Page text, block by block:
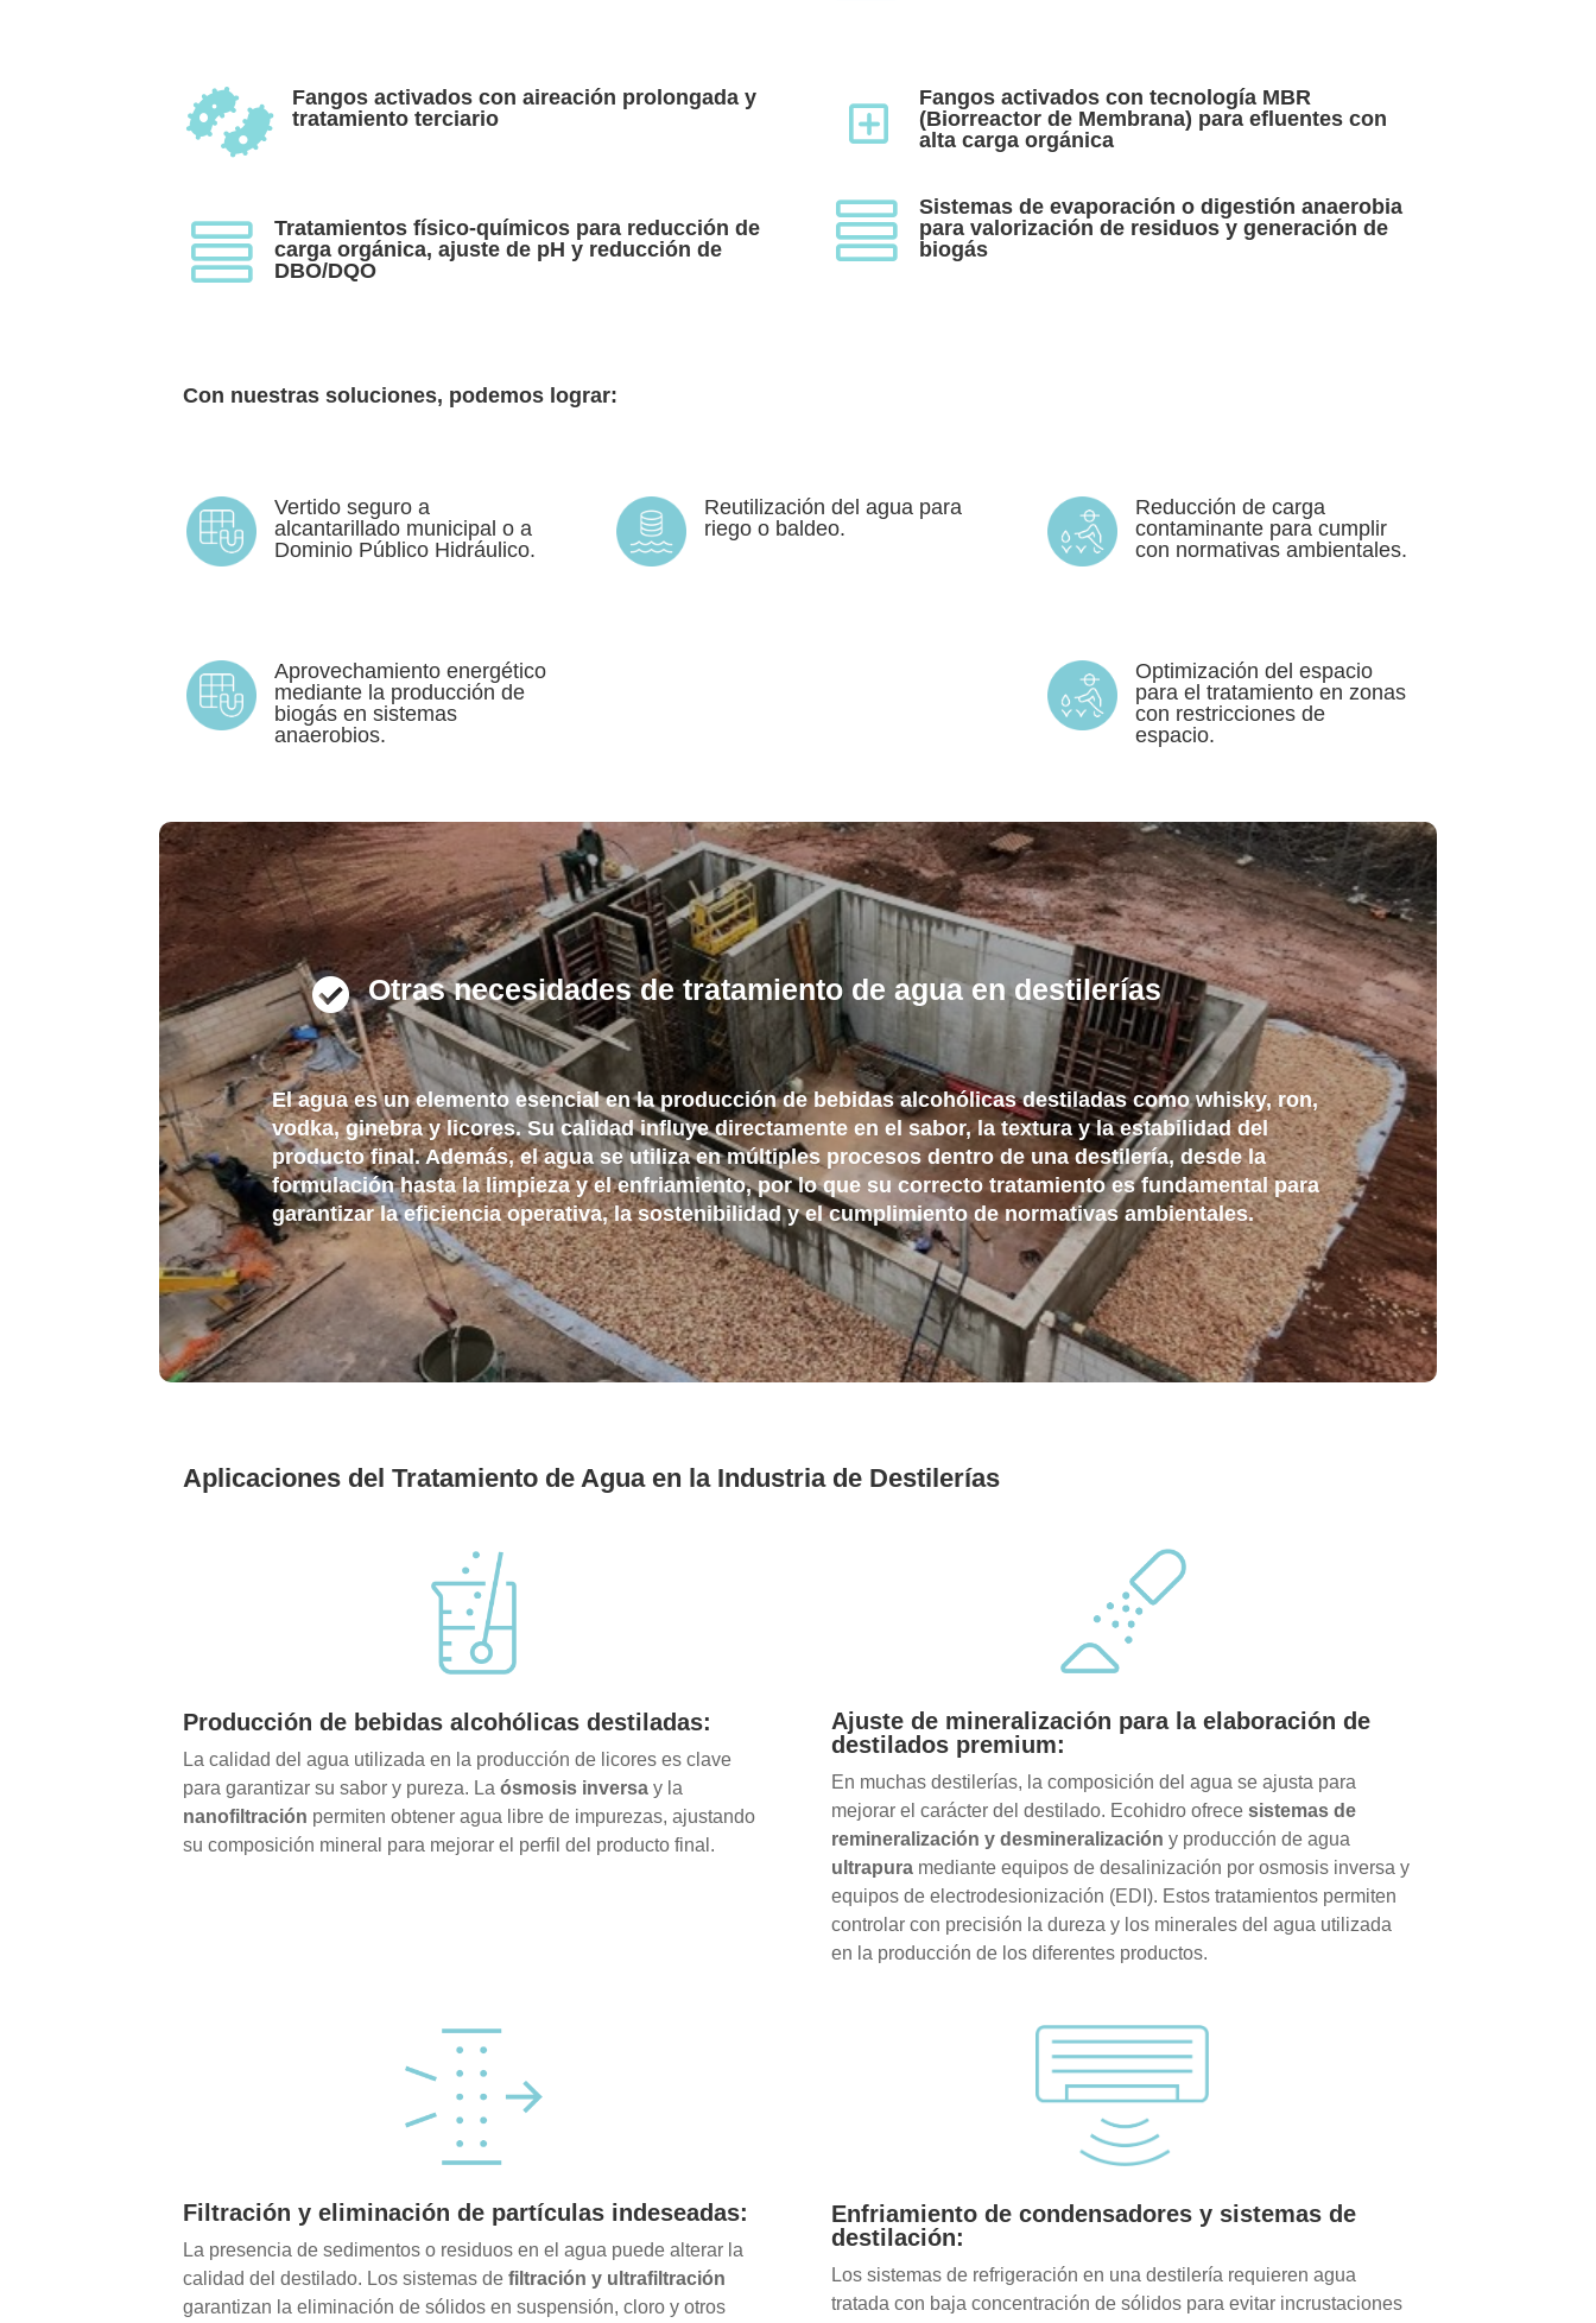

Fangos activados con aireación prolongada y
tratamiento terciario

Tratamientos físico-químicos para reducción de
carga orgánica, ajuste de pH y reducción de
DBO/DQO
Y
Fangos activados con tecnología MBR
(Biorreactor de Membrana) para efluentes con
alta carga orgánica

Sistemas de evaporación o digestión anaerobia
para valorización de residuos y generación de
biogás
Con nuestras soluciones, podemos lograr:
Vertido seguro a
alcantarillado municipal o a
Dominio Público Hidráulico.
Reutilización del agua para
riego o baldeo.
Reducción de carga
contaminante para cumplir
con normativas ambientales.
Aprovechamiento energético
mediante la producción de
biogás en sistemas
anaerobios.
Optimización del espacio
para el tratamiento en zonas
con restricciones de
espacio.
 Otras necesidades de tratamiento de agua en destilerías
El agua es un elemento esencial en la producción de bebidas alcohólicas destiladas como whisky, ron,
vodka, ginebra y licores. Su calidad influye directamente en el sabor, la textura y la estabilidad del
producto final. Además, el agua se utiliza en múltiples procesos dentro de una destilería, desde la
formulación hasta la limpieza y el enfriamiento, por lo que su correcto tratamiento es fundamental para
garantizar la eficiencia operativa, la sostenibilidad y el cumplimiento de normativas ambientales.
Aplicaciones del Tratamiento de Agua en la Industria de Destilerías
Producción de bebidas alcohólicas destiladas:
La calidad del agua utilizada en la producción de licores es clave
para garantizar su sabor y pureza. Laósmosis inversa y la
nanofiltración permiten obtener agua libre de impurezas, ajustando
su composición mineral para mejorar el perfil del producto final.
Ajuste de mineralización para la elaboración de
destilados premium:
En muchas destilerías, la composición del agua se ajusta para
mejorar el carácter del destilado. Ecohidro ofrecesistemas de
remineralización y desmineralización y producción de agua
ultrapura mediante equipos de desalinización por osmosis inversa y
equipos de electrodesionización (EDI). Estos tratamientos permiten
controlar con precisión la dureza y los minerales del agua utilizada
en la producción de los diferentes productos.
Filtración y eliminación de partículas indeseadas:
La presencia de sedimentos o residuos en el agua puede alterar la
calidad del destilado. Los sistemas defiltración y ultrafiltración
garantizan la eliminación de sólidos en suspensión, cloro y otros
Enfriamiento de condensadores y sistemas de
destilación:
Los sistemas de refrigeración en una destilería requieren agua
tratada con baja concentración de sólidos para evitar incrustaciones